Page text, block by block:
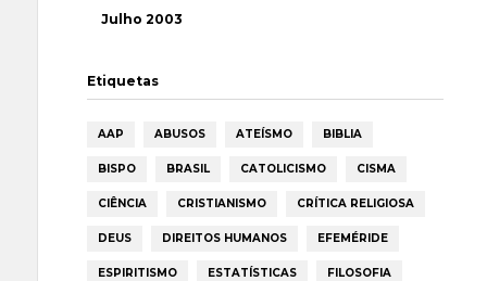
Julho 2003
Etiquetas
AAP ABUSOS ATEÍSMO BIBLIA
BISPO BRASIL CATOLICISMO CISMA
CIÊNCIA CRISTIANISMO CRÍTICA RELIGIOSA
DEUS DIREITOS HUMANOS EFEMÉRIDE
ESPIRITISMO ESTATÍSTICAS FILOSOFIA